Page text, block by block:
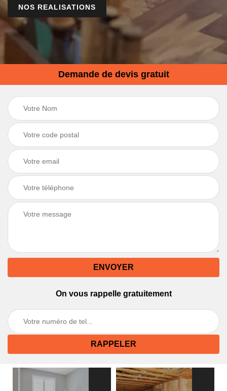
NOS REALISATIONS
Demande de devis gratuit
On vous rappelle gratuitement